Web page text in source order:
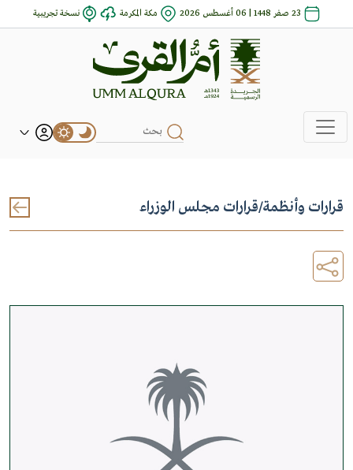
23 صفر 1448 | 06 أغسطس 2026 مكة المكرمة نسخة تجريبية
قرارات وأنظمة/قرارات مجلس الوزراء